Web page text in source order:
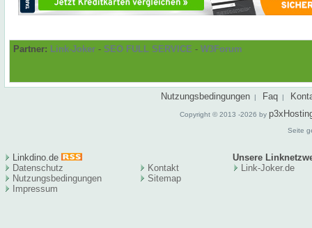
Partner: Link-Joker - SEO FULL SERVICE - W3Forum
Nutzungsbedingungen | Faq |
Copyright © 2013 -2026 by
Seite
Linkdino.de
Unsere
Datenschutz
Nutzungsbedingungen
Impressum
Kontakt
Sitemap
Link-Joker.de